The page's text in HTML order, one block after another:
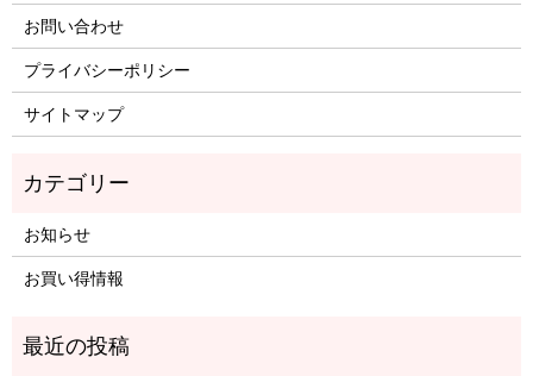
お問い合わせ
プライバシーポリシー
サイトマップ
お知らせ
お買い得情報